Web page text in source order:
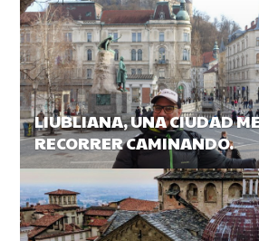
LIUBLIANA, UNA CIUDAD
RECORRER CAMINANDO.